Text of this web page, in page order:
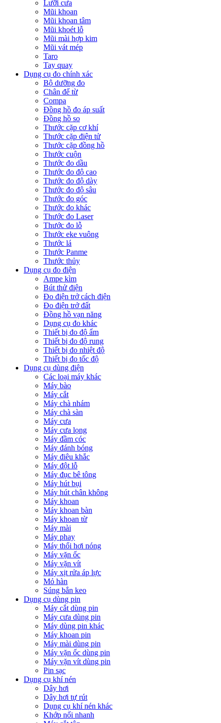
Lưỡi cưa
Mũi khoan
Mũi khoan tâm
Mũi khoét lỗ
Mũi mài hợp kim
Mũi vát mép
Taro
Tay quay
Dụng cụ đo chính xác
Bộ dưỡng đo
Chân đế từ
Compa
Đồng hồ đo áp suất
Đồng hồ so
Thước cặp cơ khí
Thước cặp điện tử
Thước cặp đồng hồ
Thước cuộn
Thước đo dầu
Thước đo độ cao
Thước đo độ dày
Thước đo độ sâu
Thước đo góc
Thước đo khác
Thước đo Laser
Thước đo lỗ
Thước eke vuông
Thước lá
Thước Panme
Thước thủy
Dụng cụ đo điện
Ampe kìm
Bút thử điện
Đo điện trở cách điện
Đo điện trở đất
Đồng hồ vạn năng
Dụng cụ đo khác
Thiết bị đo độ ẩm
Thiết bị đo độ rung
Thiết bị đo nhiệt độ
Thiết bị đo tốc độ
Dụng cụ dùng điện
Các loại máy khác
Máy bào
Máy cắt
Máy chà nhám
Máy chà sàn
Máy cưa
Máy cưa lọng
Máy đầm cóc
Máy đánh bóng
Máy điêu khắc
Máy đột lỗ
Máy đục bê tông
Máy hút bụi
Máy hút chân không
Máy khoan
Máy khoan bàn
Máy khoan từ
Máy mài
Máy phay
Máy thổi hơi nóng
Máy vặn ốc
Máy vặn vít
Máy xịt rửa áp lực
Mỏ hàn
Súng bắn keo
Dụng cụ dùng pin
Máy cắt dùng pin
Máy cưa dùng pin
Máy dùng pin khác
Máy khoan pin
Máy mài dùng pin
Máy vặn ốc dùng pin
Máy vặn vít dùng pin
Pin sạc
Dụng cụ khí nén
Dây hơi
Dây hơi tự rút
Dụng cụ khí nén khác
Khớp nối nhanh